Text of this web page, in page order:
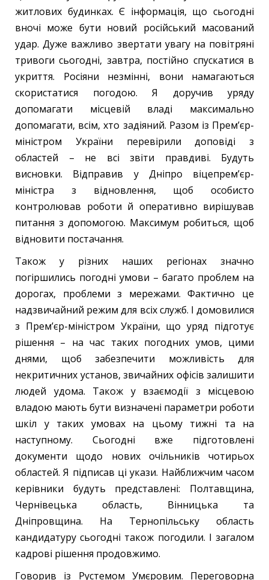
житлових будинках. Є інформація, що сьогодні
вночі може бути новий російський масований
удар. Дуже важливо звертати увагу на повітряні
тривоги сьогодні, завтра, постійно спускатися в
укриття. Росіяни незмінні, вони намагаються
скористатися погодою. Я доручив уряду
допомагати місцевій владі максимально
допомагати, всім, хто задіяний. Разом із Прем’єр-
міністром України перевірили доповіді з
областей – не всі звіти правдиві. Будуть
висновки. Відправив у Дніпро віцепремʼєр-
міністра з відновлення, щоб особисто
контролював роботи й оперативно вирішував
питання з допомогою. Максимум робиться, щоб
відновити постачання.
Також у різних наших регіонах значно
погіршились погодні умови – багато проблем на
дорогах, проблеми з мережами. Фактично це
надзвичайний режим для всіх служб. І домовилися
з Прем’єр-міністром України, що уряд підготує
рішення – на час таких погодних умов, цими
днями, щоб забезпечити можливість для
некритичних установ, звичайних офісів залишити
людей удома. Також у взаємодії з місцевою
владою мають бути визначені параметри роботи
шкіл у таких умовах на цьому тижні та на
наступному. Сьогодні вже підготовлені
документи щодо нових очільників чотирьох
областей. Я підписав ці укази. Найближчим часом
керівники будуть представлені: Полтавщина,
Чернівецька область, Вінницька та
Дніпровщина. На Тернопільську область
кандидатуру сьогодні також погодили. І загалом
кадрові рішення продовжимо.
Говорив із Рустемом Умєровим. Переговорна